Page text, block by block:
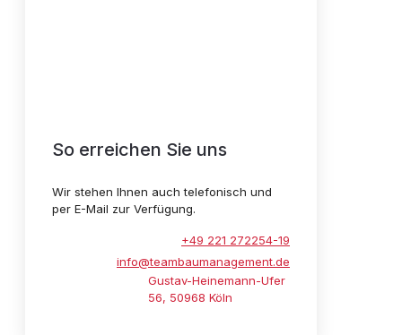
So erreichen Sie uns
Wir stehen Ihnen auch telefonisch und
per E-Mail zur Verfügung.
+49 221 272254-19
info@teambaumanagement.de
Gustav-Heinemann-Ufer
56, 50968 Köln